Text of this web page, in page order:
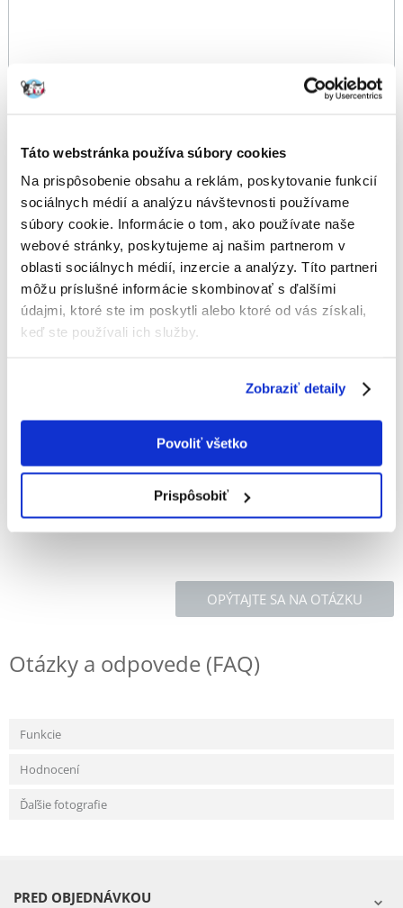
Táto webstránka používa súbory cookies
Na prispôsobenie obsahu a reklám, poskytovanie funkcií
sociálnych médií a analýzu návštevnosti používame
súbory cookie. Informácie o tom, ako používate naše
webové stránky, poskytujeme aj našim partnerom v
oblasti sociálnych médií, inzercie a analýzy. Títo partneri
môžu príslušné informácie skombinovať s ďalšími
údajmi, ktoré ste im poskytli alebo ktoré od vás získali,
keď ste používali ich služby.
Zobraziť detaily
Povoliť všetko
Prispôsobiť
Výrobca:TRIXIE KÓD: 72291
Napísať recenziu
€2.60
ODOSIELAME DO 48HODÍN
Fotky našich zákazníkovPozri ďalšie fotografie
na jemné česanie srsti
plastová
OPÝTAJTE SA NA OTÁZKU
Otázky a odpovede (FAQ)
Funkcie
Hodnocení
Ďaľšie fotografie
PRED OBJEDNÁVKOU